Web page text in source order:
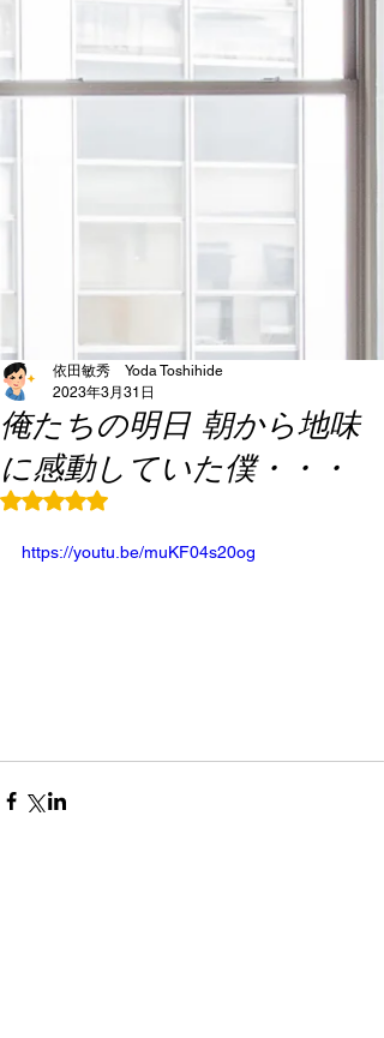
俺たちの明日 朝から地味
に感動していた僕・・・
依田敏秀 Yoda Toshihide
2023年3月31日
5つ星のうちNaNと評価されています。
https://youtu.be/muKF04s20og